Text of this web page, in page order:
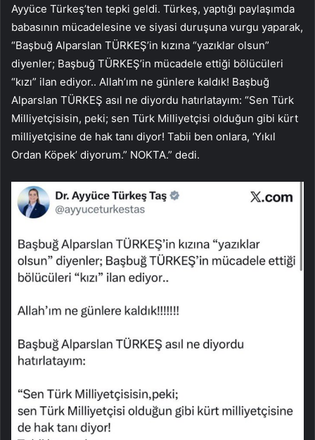
Ayyüce Türkeş’ten tepki geldi. Türkeş, yaptığı paylaşımda
babasının mücadelesine ve siyasi duruşuna vurgu yaparak,
“Başbuğ Alparslan TÜRKEŞ’in kızına “yazıklar olsun”
diyenler; Başbuğ TÜRKEŞ’in mücadele ettiği bölücüleri
“kızı” ilan ediyor.. Allah’ım ne günlere kaldık! Başbuğ
Alparslan TÜRKEŞ asıl ne diyordu hatırlatayım: “Sen Türk
Milliyetçisisin, peki; sen Türk Milliyetçisi olduğun gibi kürt
milliyetçisine de hak tanı diyor! Tabii ben onlara, ‘Yıkıl
Ordan Köpek’ diyorum.” NOKTA.” dedi.